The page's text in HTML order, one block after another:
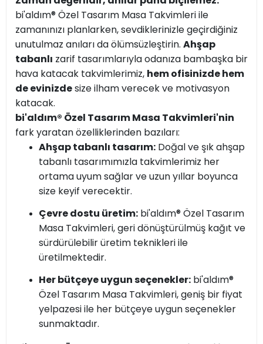
bi'aldım® Özel Tasarım Masa Takvimleri ile
zamanınızı planlarken, sevdiklerinizle geçirdiğiniz
unutulmaz anıları da ölümsüzleştirin. Ahşap
tabanlı zarif tasarımlarıyla odanıza bambaşka bir
hava katacak takvimlerimiz, hem ofisinizde hem
de evinizdesize ilham verecek ve motivasyon
katacak.
bi'aldım® Özel Tasarım Masa Takvimleri'nin
fark yaratan özelliklerinden bazıları:
Ahşap tabanlı tasarım: Doğal ve şık ahşap
tabanlı tasarımımızla takvimlerimiz her
ortama uyum sağlar ve uzun yıllar boyunca
size keyif verecektir.
Çevre dostu üretim: bi'aldım® Özel Tasarım
Masa Takvimleri, geri dönüştürülmüş kağıt ve
sürdürülebilir üretim teknikleri ile
üretilmektedir.
Her bütçeye uygun seçenekler: bi'aldım®
Özel Tasarım Masa Takvimleri, geniş bir fiyat
yelpazesi ile her bütçeye uygun seçenekler
sunmaktadır.